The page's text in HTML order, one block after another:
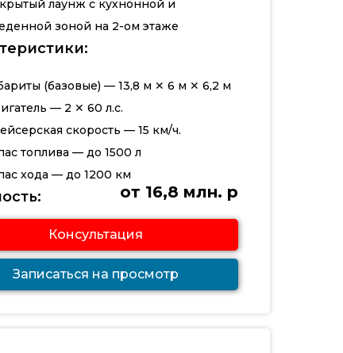
Записаться на просмотр
от 16,8 млн. р
Консультация
(базовые) — 13,8 м ✕ 6 м ✕ 6,2 м
— 2 ✕ 60 л.с.
скорость — 15 км/ч.
топлива — до 1500 л
хода — до 1200 км
лаунж с кухнонной и
зоной на 2-ом этаже